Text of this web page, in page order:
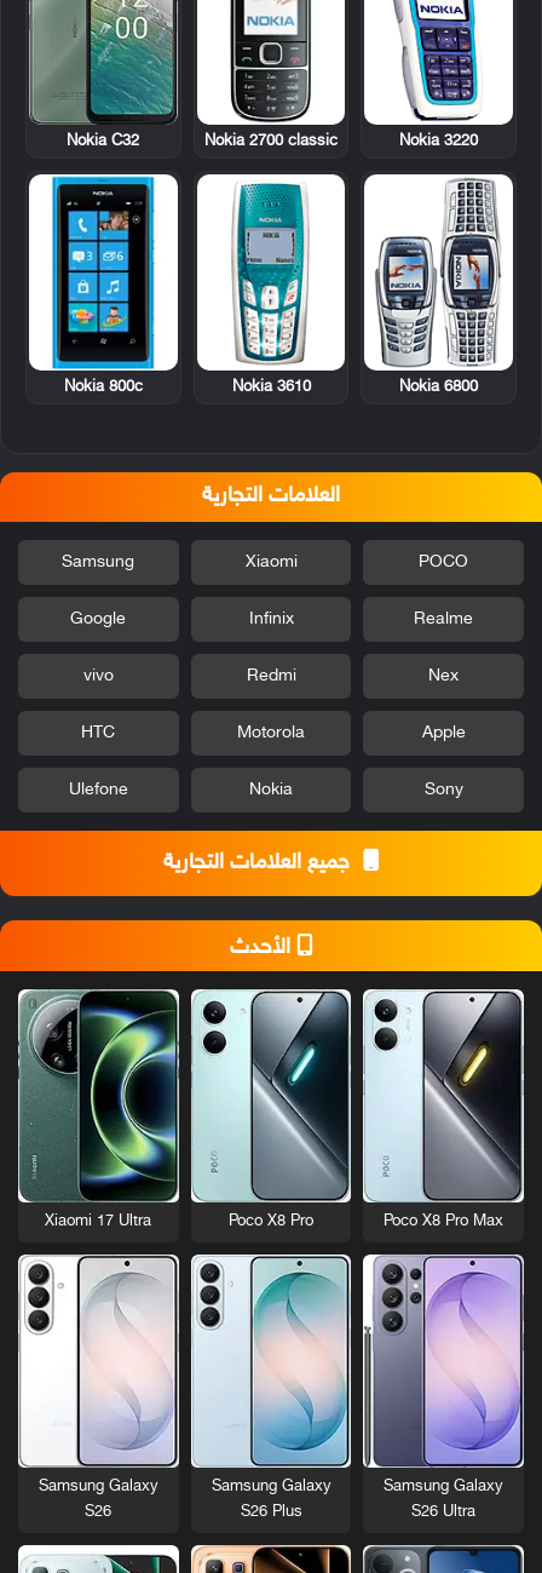
Nokia 3220
Nokia 2700 classic
Nokia C32
Nokia 6800
Nokia 3610
Nokia 800c
العلامات التجارية
POCO
Xiaomi
Samsung
Realme
Infinix
Google
Nex
Redmi
vivo
Apple
Motorola
HTC
Sony
Nokia
Ulefone
جميع العلامات التجارية
الأحدث
Poco X8 Pro Max
Poco X8 Pro
Xiaomi 17 Ultra
Samsung Galaxy
S26 Ultra
Samsung Galaxy
S26 Plus
Samsung Galaxy
S26